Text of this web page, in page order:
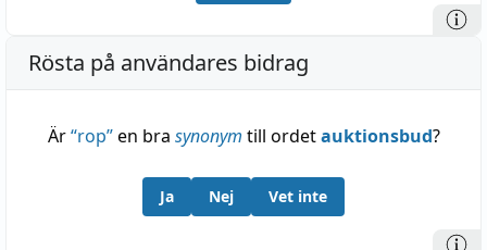
Rösta på användares bidrag
Är“rop”en bra synonym till ordetauktionsbud?
Ja Nej Vet inte